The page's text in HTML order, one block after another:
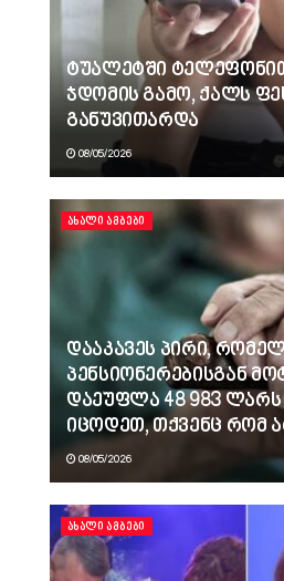
ტუალეტში
ჯდომის გამო, ქალს
განუვითარდა
08/05/2026
ᲐᲮᲐᲚᲘ ᲐᲛᲑᲔᲑᲘ
დააკავეს პირი,
პენსიონერებისგან
დაეუფლა 48 983 ლარს
იცოდეთ, თქვენც რომ
08/05/2026
ᲐᲮᲐᲚᲘ ᲐᲛᲑᲔᲑᲘ